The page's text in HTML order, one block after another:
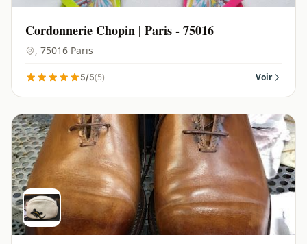
Cordonnerie Chopin | Paris - 75016
, 75016 Paris
5/5(5) Voir